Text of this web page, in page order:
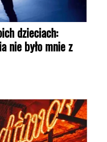
dzieciach:
nie było mnie z